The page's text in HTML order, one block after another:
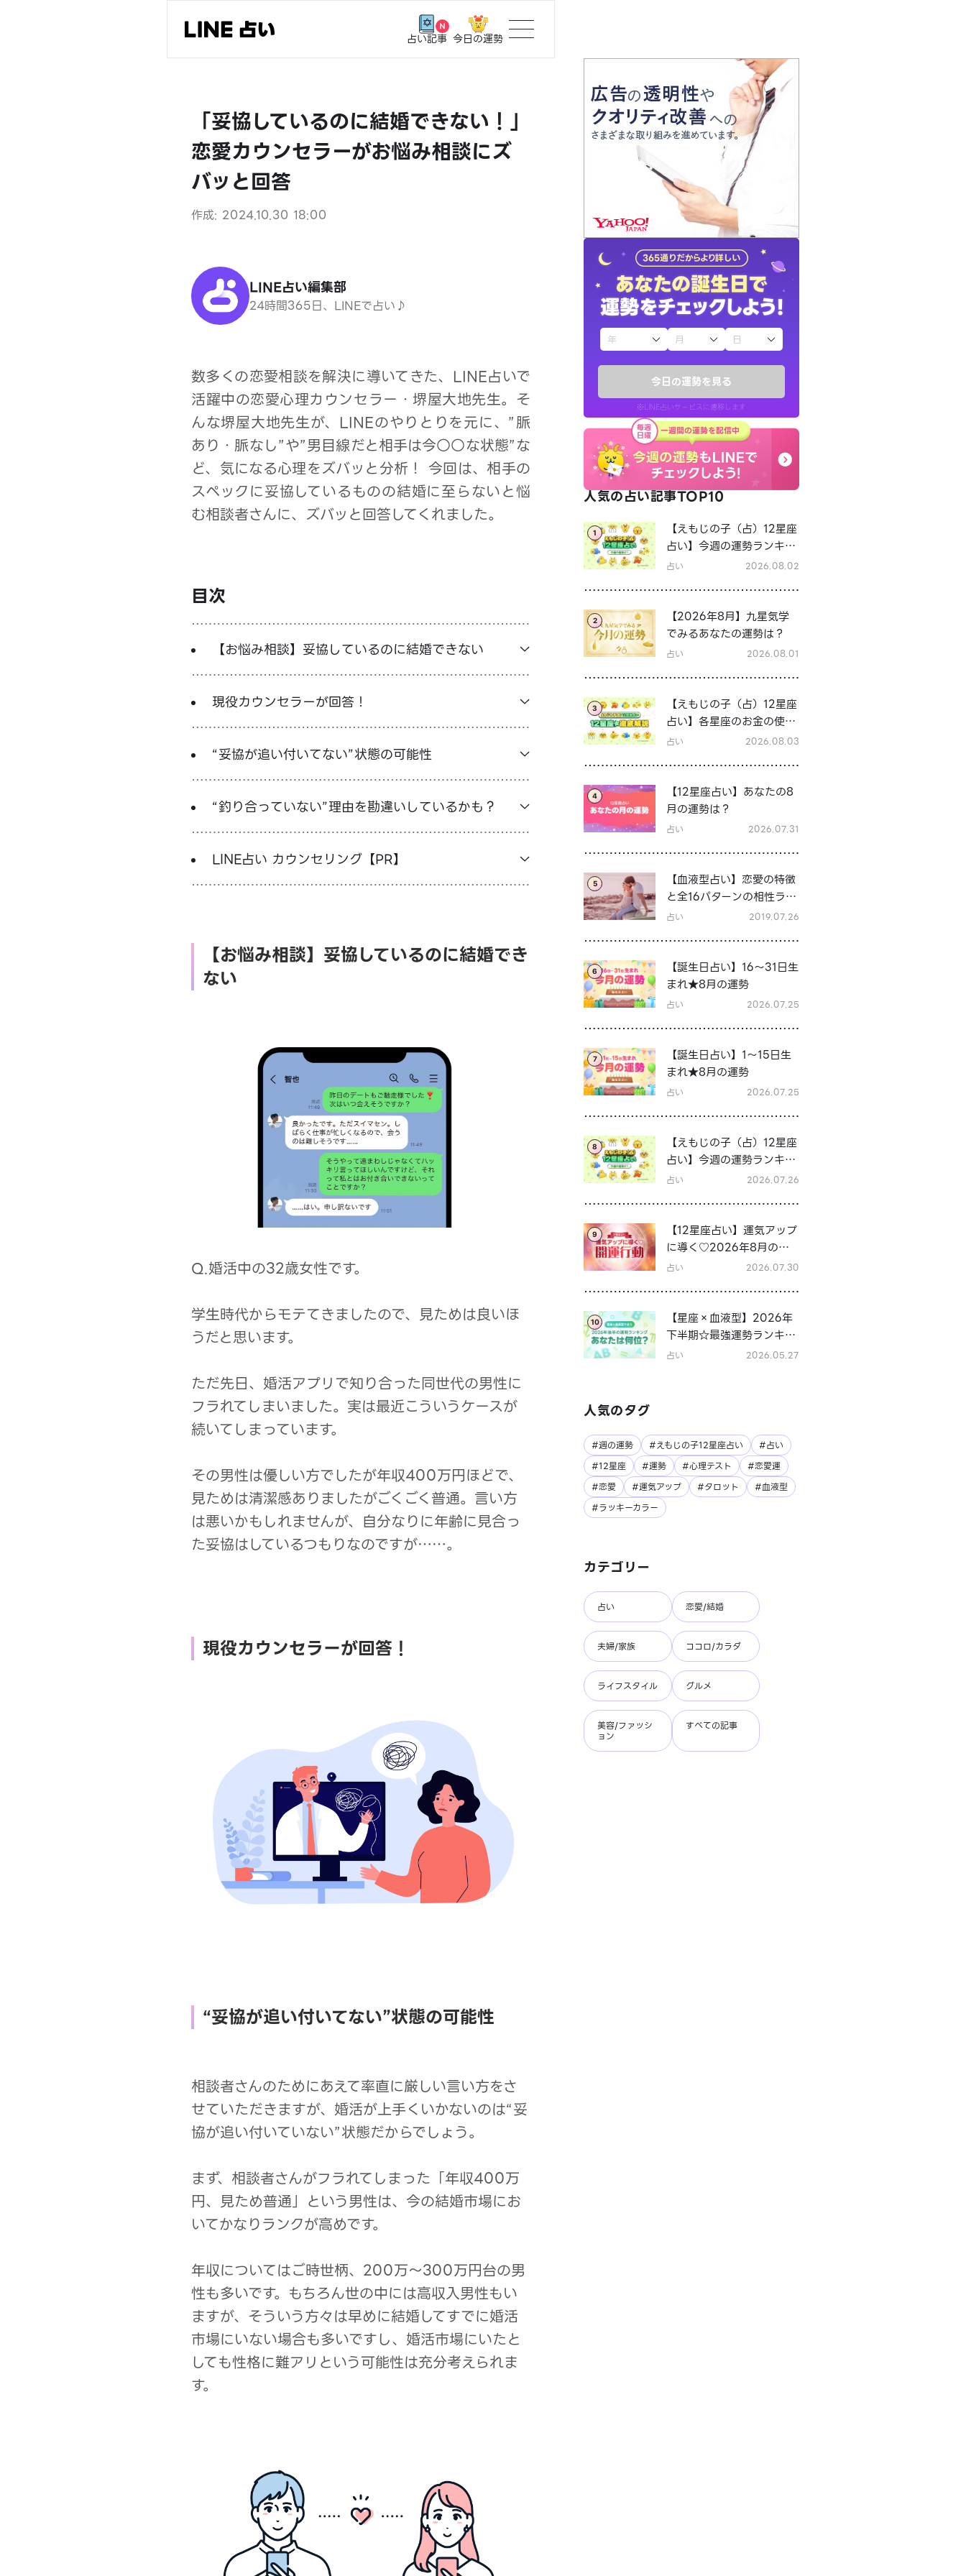
今日の運勢を見る
※LINE占いサービスに遷移します
人気の占い記事TOP10
1
【えもじの子（占）12星座
占い】今週の運勢ランキン
グ！8月3日～8月9日の運
占い 2026.08.02
2
【2026年8月】九星気学
でみるあなたの運勢は？
占い 2026.08.01
3
【えもじの子（占）12星座
占い】各星座のお金の使い
方と貯金の傾向は？12星座
占い 2026.08.03
4
【12星座占い】あなたの8
月の運勢は？
占い 2026.07.31
5
【血液型占い】恋愛の特徴
と全16パターンの相性ラン
キング＆シーン別の恋テク
占い 2019.07.26
6
【誕生日占い】16～31日生
まれ★8月の運勢
占い 2026.07.25
7
【誕生日占い】1～15日生
まれ★8月の運勢
占い 2026.07.25
8
【えもじの子（占）12星座
占い】今週の運勢ランキン
グ！7月27日～8月2日の運
占い 2026.07.26
9
【12星座占い】運気アップ
に導く♡2026年8月の開
運行動
占い 2026.07.30
10
【星座×血液型】2026年
下半期☆最強運勢ランキン
グ
占い 2026.05.27
人気のタグ
#週の運勢 #えもじの子12星座占い
#占い
#12星座
#運勢 #心理テスト
#恋愛運
#恋愛
#運気アップ #タロット
#血液型
#ラッキーカラー
カテゴリー
占い 恋愛/結婚
夫婦/家族 ココロ/カラダ
ライフスタイル グルメ
美容/ファッシ
ョン
すべての記事
占い記事 今日の運勢
トップ
ユーザーの声
占いの流れ
おすすめの占い師
よくある質問
えもじの子（占）12星座占い
お知らせ
LINE占いを開く
※LINEアプリ内のサービスページへ遷移します
「妥協しているのに結婚できない！」
恋愛カウンセラーがお悩み相談にズ
バッと回答
作成: 2024.10.30 18:00
LINE占い編集部
24時間365日、LINEで占い♪
数多くの恋愛相談を解決に導いてきた、LINE占いで
活躍中の恋愛心理カウンセラー・堺屋大地先生。そ
んな堺屋大地先生が、LINEのやりとりを元に、”脈
あり・脈なし”や”男目線だと相手は今○○な状態”な
ど、気になる心理をズバッと分析！ 今回は、相手の
スペックに妥協しているものの結婚に至らないと悩
む相談者さんに、ズバッと回答してくれました。
目次
【お悩み相談】妥協しているのに結婚できない
現役カウンセラーが回答！
“妥協が追い付いてない”状態の可能性
“釣り合っていない”理由を勘違いしているかも？
LINE占い カウンセリング【PR】
【お悩み相談】妥協しているのに結婚でき
ない
Q.婚活中の32歳女性です。
学生時代からモテてきましたので、見ためは良いほ
うだと思います。
ただ先日、婚活アプリで知り合った同世代の男性に
フラれてしまいました。実は最近こういうケースが
続いてしまっています。
その男性は優しい方でしたが年収400万円ほどで、
見ためは清潔感ありましたがごくごく普通。言い方
は悪いかもしれませんが、自分なりに年齢に見合っ
た妥協はしているつもりなのですが……。
現役カウンセラーが回答！
“妥協が追い付いてない”状態の可能性
相談者さんのためにあえて率直に厳しい言い方をさ
せていただきますが、婚活が上手くいかないのは“妥
協が追い付いていない”状態だからでしょう。
まず、相談者さんがフラれてしまった「年収400万
円、見ため普通」という男性は、今の結婚市場にお
いてかなりランクが高めです。
年収についてはご時世柄、200万～300万円台の男
性も多いです。もちろん世の中には高収入男性もい
ますが、そういう方々は早めに結婚してすでに婚活
市場にいない場合も多いですし、婚活市場にいたと
しても性格に難アリという可能性は充分考えられま
す。